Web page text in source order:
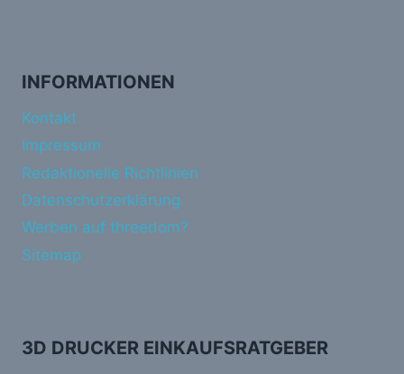
INFORMATIONEN
Kontakt
Impressum
Redaktionelle Richtlinien
Datenschutzerklärung
Werben auf threedom?
Sitemap
3D DRUCKER EINKAUFSRATGEBER